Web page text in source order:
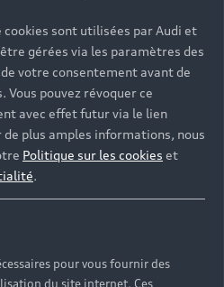
une réception
radio
numérique
cookies sont utilisées par Audi et
gérées via les paramètres des
votre consentement avant de
pouvez révoquer ce
avec effet futur via le lien
de plus amples informations, nous
Politique sur les cookies et
.
pour vous fournir des
du site internet. Ces